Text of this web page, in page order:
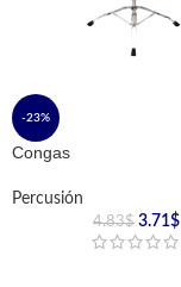
-23%
Congas
Percusión
4.83$ 3.71$